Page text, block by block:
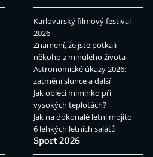
Karlovarský filmový festival
2026
Znamení, že jste potkali
někoho z minulého života
Astronomické úkazy 2026:
zatmění slunce a další
Jak obléci miminko při
vysokých teplotách?
Jak na dokonalé letní mojito
6 lehkých letních salátů
Sport 2026